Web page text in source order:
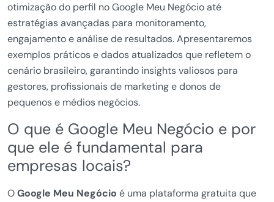
otimização do perfil no Google Meu Negócio até
estratégias avançadas para monitoramento,
engajamento e análise de resultados. Apresentaremos
exemplos práticos e dados atualizados que refletem o
cenário brasileiro, garantindo insights valiosos para
gestores, profissionais de marketing e donos de
pequenos e médios negócios.
O que é Google Meu Negócio e por
que ele é fundamental para
empresas locais?
OGoogle Meu Negócio é uma plataforma gratuita que